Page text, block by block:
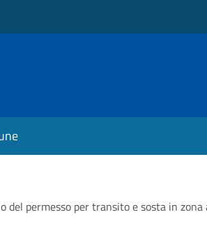
del permesso per transito e sosta in